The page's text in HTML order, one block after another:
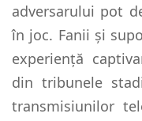
adversarului pot
în joc. Fanii și
experiență
din tribunele
transmisiunilor